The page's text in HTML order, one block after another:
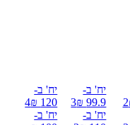
2
יח' ב-
99.9 ₪
3
יח' ב-
יח' ב-
120 ₪
4
יח' ב-